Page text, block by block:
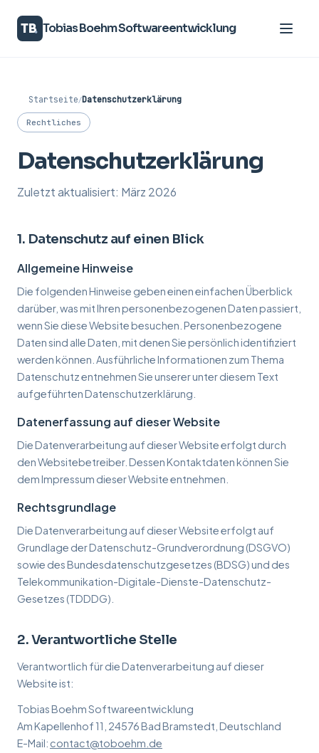
TB Tobias Boehm Softwareentwicklung
Über mich
Wissen
Kontakt
DE| EN
Startseite/Datenschutzerklärung
Rechtliches
Datenschutzerklärung
Zuletzt aktualisiert: März 2026
1. Datenschutz auf einen Blick
Allgemeine Hinweise
Die folgenden Hinweise geben einen einfachen Überblick
darüber, was mit Ihren personenbezogenen Daten passiert,
wenn Sie diese Website besuchen. Personenbezogene
Daten sind alle Daten, mit denen Sie persönlich identifiziert
werden können. Ausführliche Informationen zum Thema
Datenschutz entnehmen Sie unserer unter diesem Text
aufgeführten Datenschutzerklärung.
Datenerfassung auf dieser Website
Die Datenverarbeitung auf dieser Website erfolgt durch
den Websitebetreiber. Dessen Kontaktdaten können Sie
dem Impressum dieser Website entnehmen.
Rechtsgrundlage
Die Datenverarbeitung auf dieser Website erfolgt auf
Grundlage der Datenschutz-Grundverordnung (DSGVO)
sowie des Bundesdatenschutzgesetzes (BDSG) und des
Telekommunikation-Digitale-Dienste-Datenschutz-
Gesetzes (TDDDG).
2. Verantwortliche Stelle
Verantwortlich für die Datenverarbeitung auf dieser
Website ist:
Tobias Boehm Softwareentwicklung
Am Kapellenhof 11, 24576 Bad Bramstedt, Deutschland
E-Mail: contact@toboehm.de